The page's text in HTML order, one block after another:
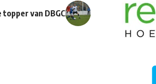
van DBGC